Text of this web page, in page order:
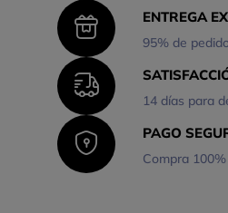
ENTREGA
95% de
14 días para
PAGO
Compra